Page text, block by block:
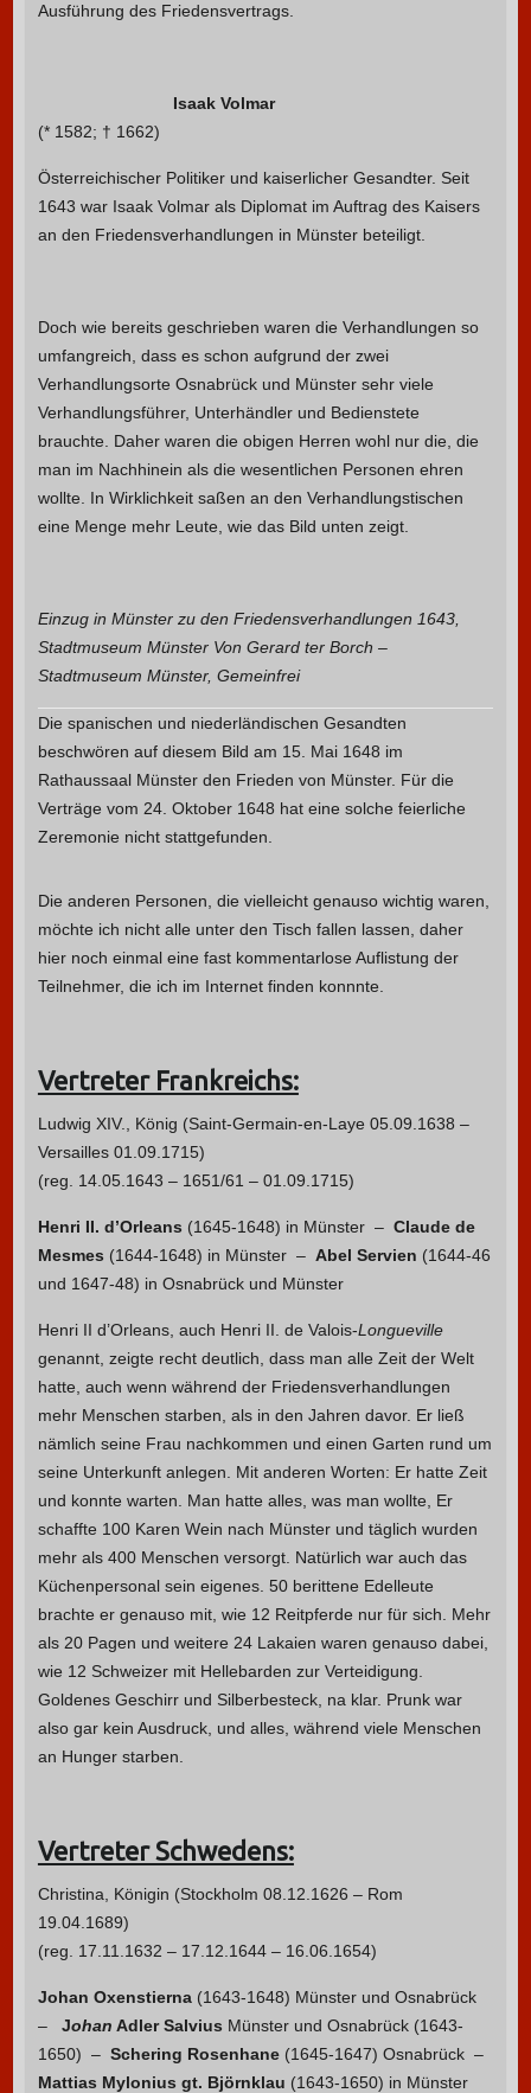
Ausführung des Friedensvertrags.
Isaak Volmar
(* 1582; † 1662)
Österreichischer Politiker und kaiserlicher Gesandter. Seit
1643 war Isaak Volmar als Diplomat im Auftrag des Kaisers
an den Friedensverhandlungen in Münster beteiligt.
Doch wie bereits geschrieben waren die Verhandlungen so
umfangreich, dass es schon aufgrund der zwei
Verhandlungsorte Osnabrück und Münster sehr viele
Verhandlungsführer, Unterhändler und Bedienstete
brauchte. Daher waren die obigen Herren wohl nur die, die
man im Nachhinein als die wesentlichen Personen ehren
wollte. In Wirklichkeit saßen an den Verhandlungstischen
eine Menge mehr Leute, wie das Bild unten zeigt.
Einzug in Münster zu den Friedensverhandlungen 1643,
Stadtmuseum Münster Von Gerard ter Borch –
Stadtmuseum Münster, Gemeinfrei
Die spanischen und niederländischen Gesandten
beschwören auf diesem Bild am 15. Mai 1648 im
Rathaussaal Münster den Frieden von Münster. Für die
Verträge vom 24. Oktober 1648 hat eine solche feierliche
Zeremonie nicht stattgefunden.
Die anderen Personen, die vielleicht genauso wichtig waren,
möchte ich nicht alle unter den Tisch fallen lassen, daher
hier noch einmal eine fast kommentarlose Auflistung der
Teilnehmer, die ich im Internet finden konnnte.
Vertreter Frankreichs:
Ludwig XIV., König (Saint-Germain-en-Laye 05.09.1638 –
Versailles 01.09.1715)
(reg. 14.05.1643 – 1651/61 – 01.09.1715)
Henri II. d’Orleans (1645-1648) in Münster – Claude de
Mesmes (1644-1648) in Münster – Abel Servien (1644-46
und 1647-48) in Osnabrück und Münster
Henri II d’Orleans, auch Henri II. de Valois-Longueville
genannt, zeigte recht deutlich, dass man alle Zeit der Welt
hatte, auch wenn während der Friedensverhandlungen
mehr Menschen starben, als in den Jahren davor. Er ließ
nämlich seine Frau nachkommen und einen Garten rund um
seine Unterkunft anlegen. Mit anderen Worten: Er hatte Zeit
und konnte warten. Man hatte alles, was man wollte, Er
schaffte 100 Karen Wein nach Münster und täglich wurden
mehr als 400 Menschen versorgt. Natürlich war auch das
Küchenpersonal sein eigenes. 50 berittene Edelleute
brachte er genauso mit, wie 12 Reitpferde nur für sich. Mehr
als 20 Pagen und weitere 24 Lakaien waren genauso dabei,
wie 12 Schweizer mit Hellebarden zur Verteidigung.
Goldenes Geschirr und Silberbesteck, na klar. Prunk war
also gar kein Ausdruck, und alles, während viele Menschen
an Hunger starben.
Vertreter Schwedens:
Christina, Königin (Stockholm 08.12.1626 – Rom
19.04.1689)
(reg. 17.11.1632 – 17.12.1644 – 16.06.1654)
Johan Oxenstierna(1643-1648) Münster und Osnabrück
– Johan Adler Salvius Münster und Osnabrück (1643-
1650) – Schering Rosenhane(1645-1647) Osnabrück –
Mattias Mylonius gt. Björnklau (1643-1650) in Münster